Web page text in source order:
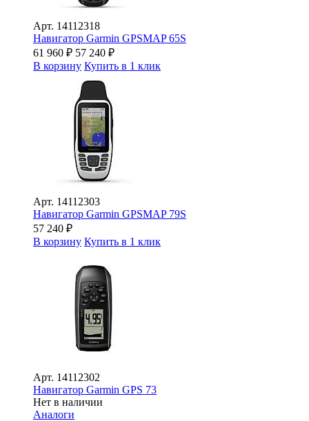
Арт. 14112318
Навигатор Garmin GPSMAP 65S
61 960 ₽ 57 240 ₽
В корзину Купить в 1 клик
Арт. 14112303
Навигатор Garmin GPSMAP 79S
57 240 ₽
В корзину Купить в 1 клик
Арт. 14112302
Навигатор Garmin GPS 73
Нет в наличии
Аналоги